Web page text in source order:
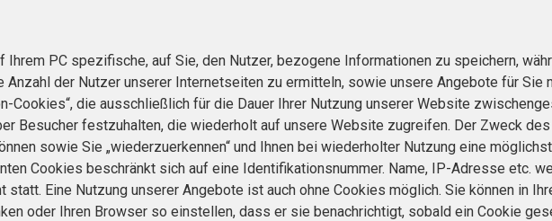
PC spezifische, auf Sie, den Nutzer, bezogene Informationen zu speichern,
der Nutzer unserer Internetseiten zu ermitteln, sowie unsere Angebote für
Cookies“, die ausschließlich für die Dauer Ihrer Nutzung unserer Website
Besucher festzuhalten, die wiederholt auf unsere Website zugreifen. Der Zweck
sowie Sie „wiederzuerkennen“ und Ihnen bei wiederholter Nutzung eine
Cookies beschränkt sich auf eine Identifikationsnummer. Name, IP-Adresse etc.
Eine Nutzung unserer Angebote ist auch ohne Cookies möglich. Sie können in
oder Ihren Browser so einstellen, dass er sie benachrichtigt, sobald ein Cookie